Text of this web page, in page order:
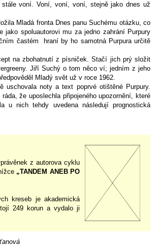
voní. Voní, voní, voní, stejně jako dnes už
Mladá fronta Dnes panu Suchému otázku, co
spoluautorovi mu za jedno zahrání Purpury
častém hraní by ho samotná Purpura určitě
na zbohatnutí z písniček. Stačí jich prý složit
Jiří Suchý o tom něco ví; jedním z jeho
Mladý svět už v roce 1962.
uschovala noty a text poprvé otištěné Purpury.
že uposlechla připojeného upozornění, které
nich tehdy uvedena následují prognostická
z autorova cyklu
„TANDEM ANEB PO
kreseb je akademická
249 korun a vydalo ji